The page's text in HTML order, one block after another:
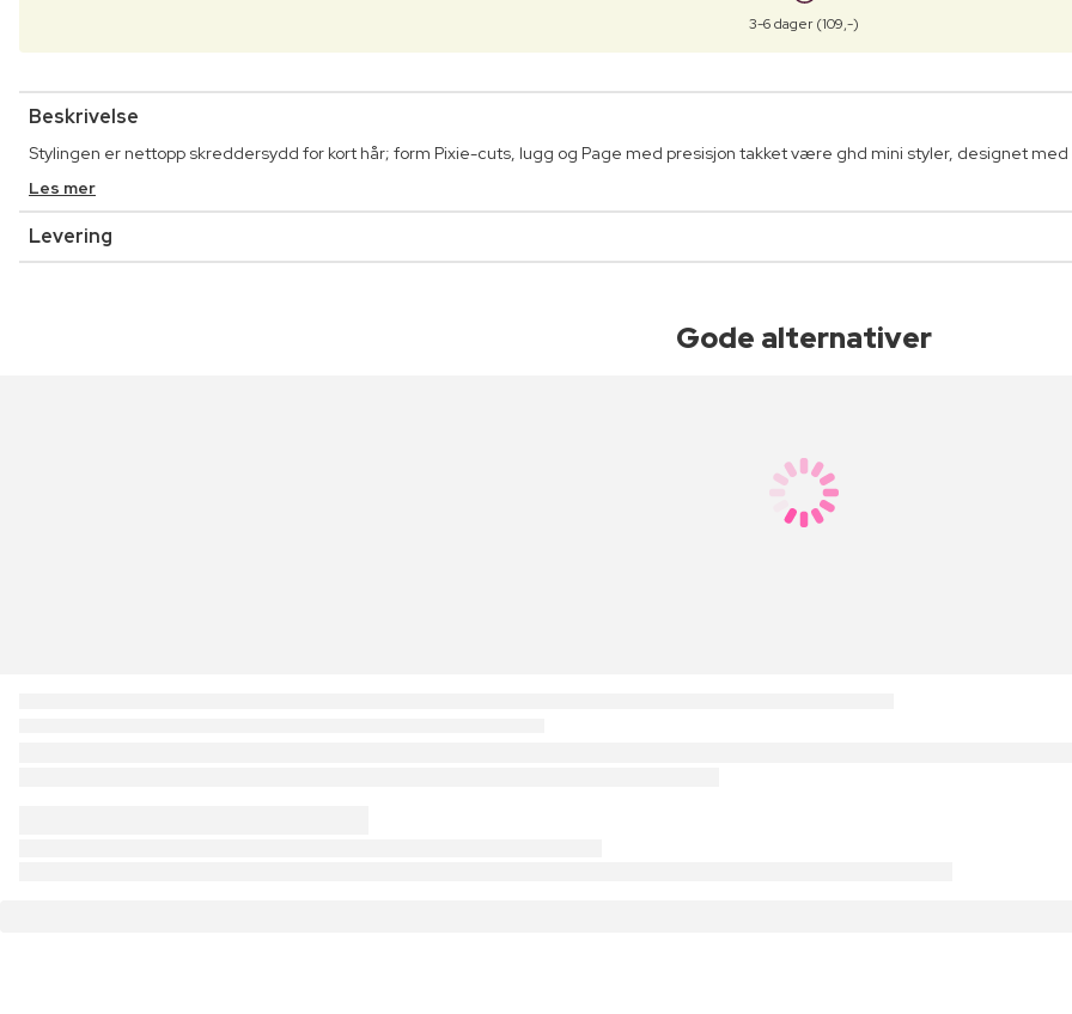
3-6 dager (109,-)
Beskrivelse
Stylingen er nettopp skreddersydd for kort hår; form Pixie-cuts, lugg og Page med presisjon takket være ghd mini styler, designet
Les mer
Levering
Gode alternativer